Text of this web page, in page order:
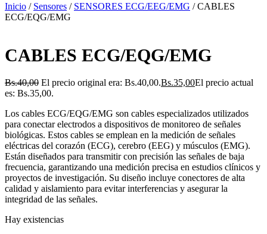
Inicio / Sensores / SENSORES ECG/EEG/EMG / CABLES
ECG/EQG/EMG
CABLES ECG/EQG/EMG
Bs.40,00 El precio original era: Bs.40,00.Bs.35,00El precio actual
es: Bs.35,00.
Los cables ECG/EQG/EMG son cables especializados utilizados
para conectar electrodos a dispositivos de monitoreo de señales
biológicas. Estos cables se emplean en la medición de señales
eléctricas del corazón (ECG), cerebro (EEG) y músculos (EMG).
Están diseñados para transmitir con precisión las señales de baja
frecuencia, garantizando una medición precisa en estudios clínicos y
proyectos de investigación. Su diseño incluye conectores de alta
calidad y aislamiento para evitar interferencias y asegurar la
integridad de las señales.
Hay existencias